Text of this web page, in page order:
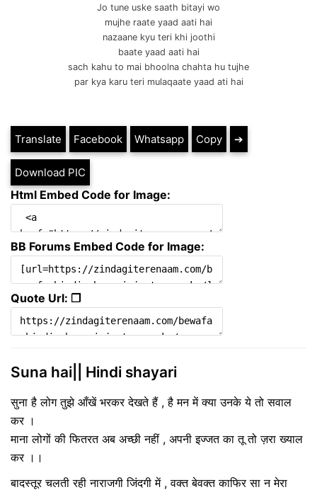
Jo tune uske saath bitayi wo
mujhe raate yaad aati hai
nazaane kyu teri khi joothi
baate yaad aati hai
sach kahu to mai bhoolna chahta hu tujhe
par kya karu teri mulaqaate yaad ati hai
Translate Facebook Whatsapp Copy ➔
Download PIC
Html Embed Code for Image:
BB Forums Embed Code for Image:
Quote Url: ❐
Suna hai|| Hindi shayari
सुना है लोग तुझे आँखें भरकर देखते हैं , है मन में क्या उनके ये तो सवाल
कर ।
माना लोगों की फितरत अब अच्छी नहीं , अपनी इज्जत का तू तो ज़रा ख्याल
कर ।।
बादस्तूर चलती रही नाराजगी जिंदगी में , वक्त बेवक्त काफिर सा न मेरा